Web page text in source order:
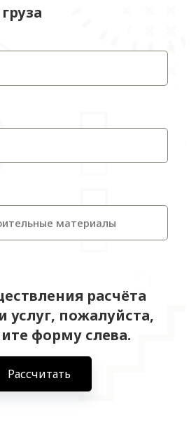
расчёта
услуг, пожалуйста,
форму слева.
Рассчитать